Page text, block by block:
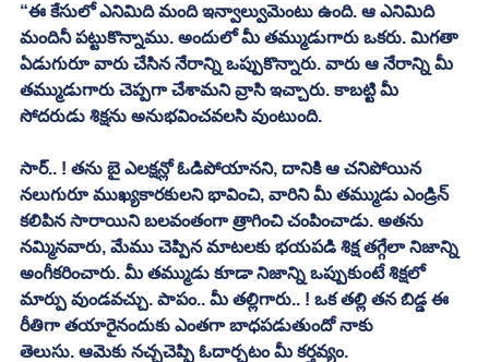
“ఈ కేసులో ఎనిమిది మంది ఇన్వాల్వుమెంటు ఉంది. ఆ ఎనిమిది
మందినీ పట్టుకొన్నాము. అందులో మీ తమ్ముడుగారు ఒకరు. మిగతా
ఏడుగురూ వారు చేసిన నేరాన్ని ఒప్పుకొన్నారు. వారు ఆ నేరాన్ని మీ
తమ్ముడుగారు చెప్పగా చేశామని వ్రాసి ఇచ్చారు. కాబట్టి మీ
సోదరుడు శిక్షను అనుభవించవలసి వుంటుంది.
సార్.. ! తను బై ఎలక్షన్లో ఓడిపోయానని, దానికి ఆ చనిపోయిన
నలుగురూ ముఖ్యకారకులని భావించి, వారిని మీ తమ్ముడు ఎండ్రిన్
కలిపిన సారాయిని బలవంతంగా త్రాగించి చంపించాడు. అతను
నమ్మినవారు, మేము చెప్పిన మాటలకు భయపడి శిక్ష తగ్గేలా నిజాన్ని
అంగీకరించారు. మీ తమ్ముడు కూడా నిజాన్ని ఒప్పుకుంటే శిక్షలో
మార్పు వుండవచ్చు. పాపం.. మీ తల్లిగారు.. ! ఒక తల్లి తన బిడ్డ ఈ
రీతిగా తయారైనందుకు ఎంతగా బాధపడుతుందో నాకు
తెలుసు. ఆమెకు నచ్చచెప్పి ఓదార్చటం మీ కర్తవ్యం.